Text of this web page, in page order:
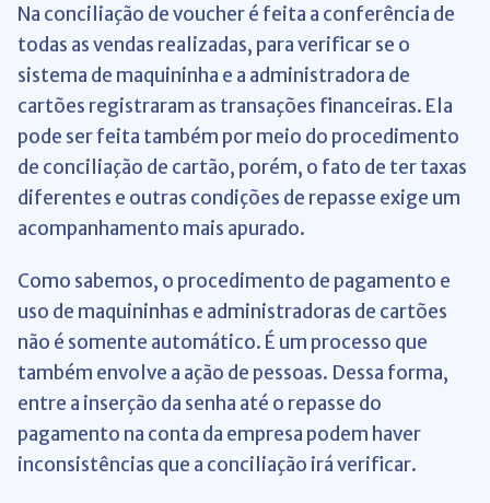
Na conciliação de voucher é feita a conferência de
todas as vendas realizadas, para verificar se o
sistema de maquininha e a administradora de
cartões registraram as transações financeiras. Ela
pode ser feita também por meio do procedimento
de conciliação de cartão, porém, o fato de ter taxas
diferentes e outras condições de repasse exige um
acompanhamento mais apurado.
Como sabemos, o procedimento de pagamento e
uso de maquininhas e administradoras de cartões
não é somente automático. É um processo que
também envolve a ação de pessoas. Dessa forma,
entre a inserção da senha até o repasse do
pagamento na conta da empresa podem haver
inconsistências que a conciliação irá verificar.